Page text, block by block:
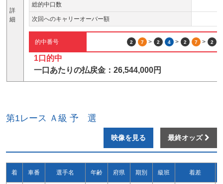
詳
細
総的中口数
次回へのキャリーオーバー額
的中番号 2 7 > 2 4 > 2 7 > 2
1口的中
一口あたりの払戻金：26,544,000円
第1レース Ａ級 予 選
映像を見る 最終オッズ
着 車番 選手名 年齢 府県 期別 級班 着差